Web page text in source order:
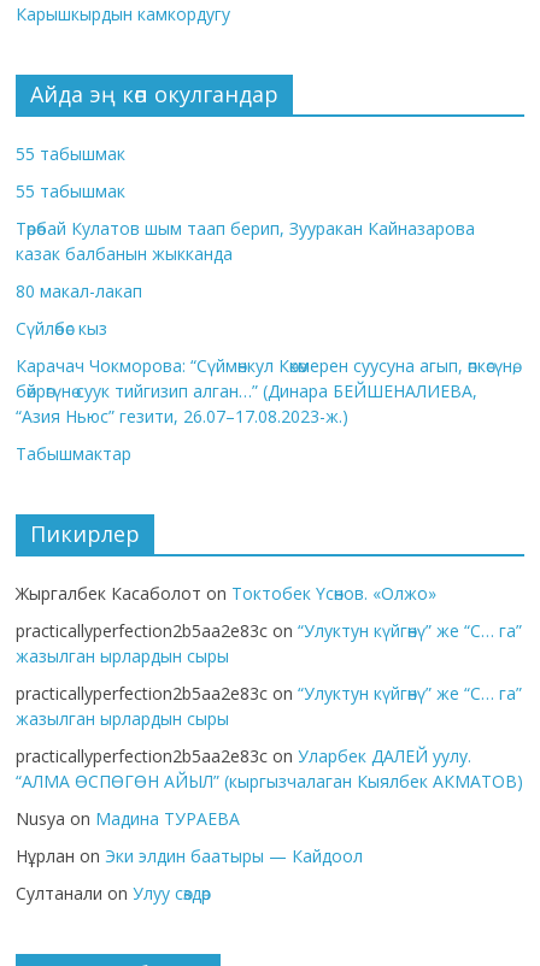
Карышкырдын камкордугу
Айда эң көп окулгандар
55 табышмак
55 табышмак
Төрөбай Кулатов шым таап берип, Зууракан Кайназарова
казак балбанын жыкканда
80 макал-лакап
Сүйлөбөс кыз
Карачач Чокморова: “Сүймөнкул Көкөмерен суусуна агып, өпкөсүнө,
бөйрөгүнө суук тийгизип алган…” (Динара БЕЙШЕНАЛИЕВА,
“Азия Ньюс” гезити, 26.07–17.08.2023-ж.)
Табышмактар
Пикирлер
Жыргалбек Касаболот on Токтобек Үсөнов. «Олжо»
practicallyperfection2b5aa2e83c on“Улуктун күйгөнү” же “С… га”
жазылган ырлардын сыры
practicallyperfection2b5aa2e83c on“Улуктун күйгөнү” же “С… га”
жазылган ырлардын сыры
practicallyperfection2b5aa2e83c onУларбек ДАЛЕЙ уулу.
“АЛМА ӨСПӨГӨН АЙЫЛ” (кыргызчалаган Кыялбек АКМАТОВ)
Nusya on Мадина ТУРАЕВА
Нұрлан on Эки элдин баатыры — Кайдоол
Султанали onУлуу сөздөр